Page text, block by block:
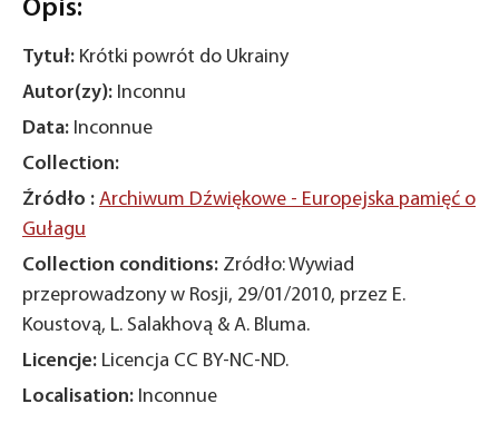
Opis:
Tytuł: Krótki powrót do Ukrainy
Autor(zy): Inconnu
Data: Inconnue
Collection:
Źródło : Archiwum Dźwiękowe - Europejska pamięć o
Gułagu
Collection conditions: Zródło: Wywiad
przeprowadzony w Rosji, 29/01/2010, przez E.
Koustovą, L. Salakhovą & A. Bluma.
Licencje: Licencja CC BY-NC-ND.
Localisation: Inconnue